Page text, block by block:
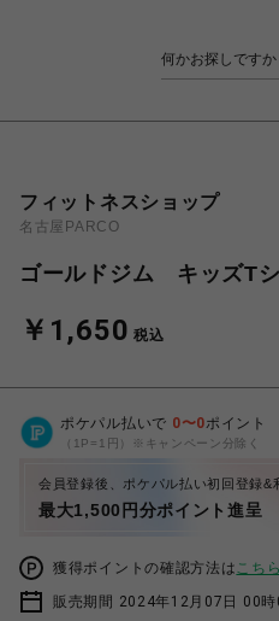
フィットネスショップ
名古屋PARCO
ゴールドジム キッズT
￥1,650 税込
ポケパル払いで 0〜0ポイント
（1P=1円）※キャンペーン分除く
会員登録後、ポケパル払い初回登録&
最大1,500円分ポイント進呈
獲得ポイントの確認方法はこちら
販売期間 2024年12月07日 00時